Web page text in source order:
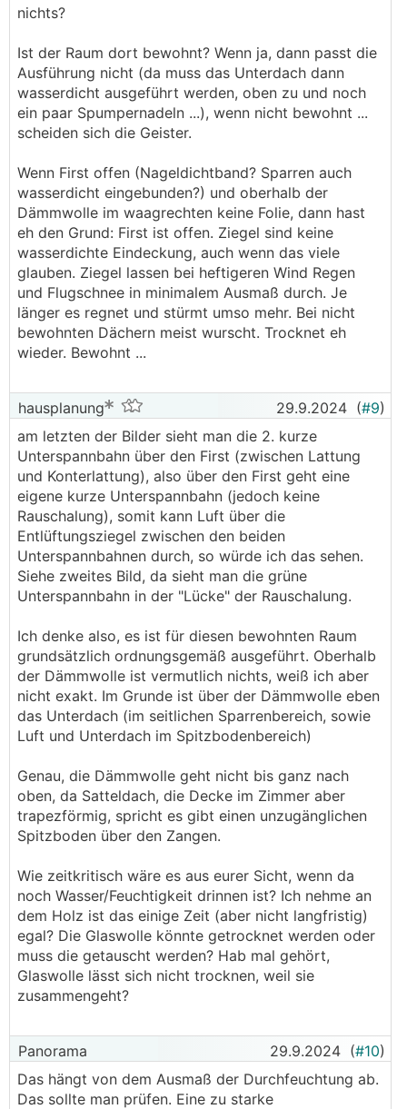
nichts?
Ist der Raum dort bewohnt? Wenn ja, dann passt die
Ausführung nicht (da muss das Unterdach dann
wasserdicht ausgeführt werden, oben zu und noch
ein paar Spumpernadeln ...), wenn nicht bewohnt ...
scheiden sich die Geister.
Wenn First offen (Nageldichtband? Sparren auch
wasserdicht eingebunden?) und oberhalb der
Dämmwolle im waagrechten keine Folie, dann hast
eh den Grund: First ist offen. Ziegel sind keine
wasserdichte Eindeckung, auch wenn das viele
glauben. Ziegel lassen bei heftigeren Wind Regen
und Flugschnee in minimalem Ausmaß durch. Je
länger es regnet und stürmt umso mehr. Bei nicht
bewohnten Dächern meist wurscht. Trocknet eh
wieder. Bewohnt ...
hausplanung 29.9.2024 (#9)
am letzten der Bilder sieht man die 2. kurze
Unterspannbahn über den First (zwischen Lattung
und Konterlattung), also über den First geht eine
eigene kurze Unterspannbahn (jedoch keine
Rauschalung), somit kann Luft über die
Entlüftungsziegel zwischen den beiden
Unterspannbahnen durch, so würde ich das sehen.
Siehe zweites Bild, da sieht man die grüne
Unterspannbahn in der "Lücke" der Rauschalung.
Ich denke also, es ist für diesen bewohnten Raum
grundsätzlich ordnungsgemäß ausgeführt. Oberhalb
der Dämmwolle ist vermutlich nichts, weiß ich aber
nicht exakt. Im Grunde ist über der Dämmwolle eben
das Unterdach (im seitlichen Sparrenbereich, sowie
Luft und Unterdach im Spitzbodenbereich)
Genau, die Dämmwolle geht nicht bis ganz nach
oben, da Satteldach, die Decke im Zimmer aber
trapezförmig, spricht es gibt einen unzugänglichen
Spitzboden über den Zangen.
Wie zeitkritisch wäre es aus eurer Sicht, wenn da
noch Wasser/Feuchtigkeit drinnen ist? Ich nehme an
dem Holz ist das einige Zeit (aber nicht langfristig)
egal? Die Glaswolle könnte getrocknet werden oder
muss die getauscht werden? Hab mal gehört,
Glaswolle lässt sich nicht trocknen, weil sie
zusammengeht?
Panorama 29.9.2024 (#10)
Das hängt von dem Ausmaß der Durchfeuchtung ab.
Das sollte man prüfen. Eine zu starke